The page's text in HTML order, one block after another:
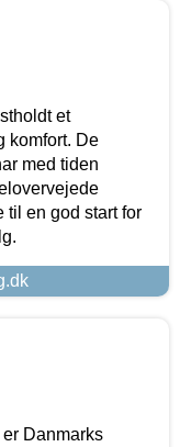
et
komfort. De
med tiden
til en god start for
Danmarks